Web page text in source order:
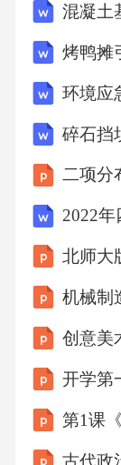
和电子，有
酸循环中的
原酶;由4个
复合体Ⅱ将
底物琥珀
合体锚定在
复合体Ⅱ将
Ⅲ将电子从
混凝土
烤鸭摊
环境应
碎石挡
二项分
机械制
创意美
第1课
古代政